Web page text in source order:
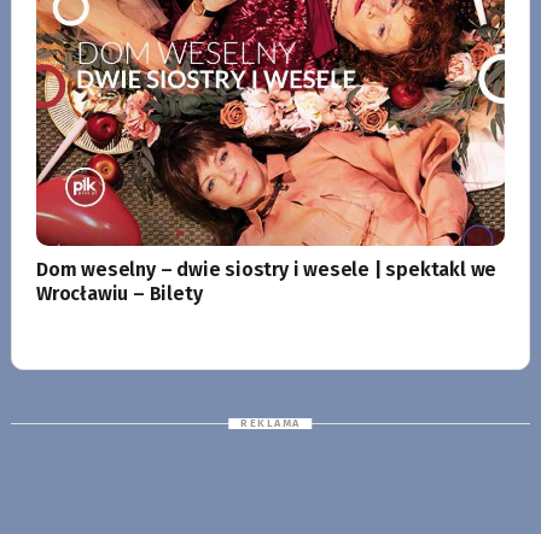
Dom weselny – dwie siostry i wesele | spektakl we
Wrocławiu – Bilety